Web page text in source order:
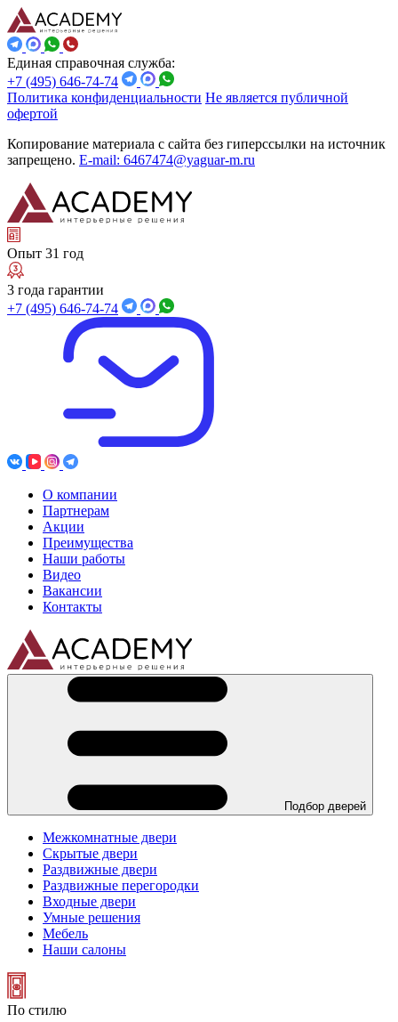
Единая справочная служба:
+7 (495) 646-74-74
Политика конфиденциальности Не является публичной
офертой
Копирование материала с сайта без гиперссылки на источник
запрещено. E-mail: 6467474@yaguar-m.ru
Опыт 31 год
3 года гарантии
+7 (495) 646-74-74
О компании
Партнерам
Акции
Преимущества
Наши работы
Видео
Вакансии
Контакты
Подбор дверей
Межкомнатные двери
Скрытые двери
Раздвижные двери
Раздвижные перегородки
Входные двери
Умные решения
Мебель
Наши салоны
По стилю